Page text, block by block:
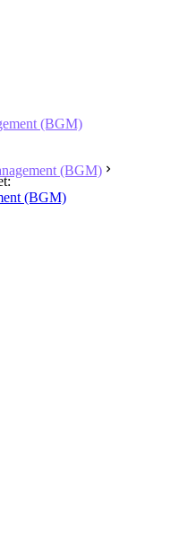
(BGM)
(BGM)
(BGM)